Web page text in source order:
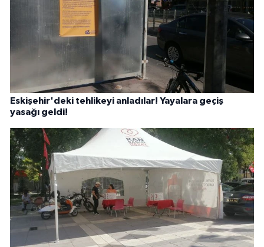
Eskişehir'deki tehlikeyi anladılar! Yayalara geçiş
yasağı geldi!